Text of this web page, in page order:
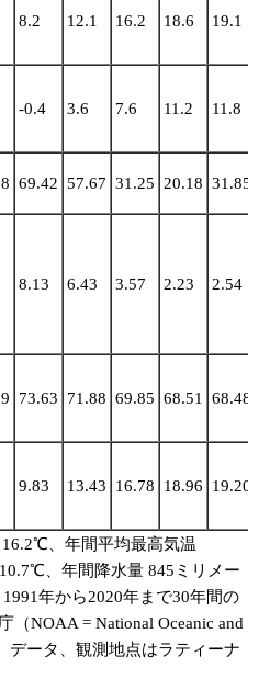
8.2 12.1 16.2 18.6 19.1
-0.4 3.6 7.6 11.2 11.8
69.42 57.67 31.25 20.18 31.85
8.13 6.43 3.57 2.23 2.54
73.63 71.88 69.85 68.51 68.48
9.83 13.43 16.78 18.96 19.20
、年間平均最高気温
、年間降水量 845ミリメー
年から2020年まで30年間の
（NOAA = National Oceanic and
データ、観測地点はラティーナ